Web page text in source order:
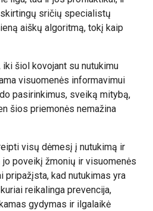
sričių specialistų
aiškų algoritmą, tokį kaip
šiol kovojant su nutukimu
visuomenės informavimui
pasirinkimus, sveiką mitybą,
šios priemonės nemažina
visų dėmesį į nutukimą ir
poveikį žmonių ir visuomenės
pripažįsta, kad nutukimas yra
reikalinga prevencija,
gydymas ir ilgalaikė